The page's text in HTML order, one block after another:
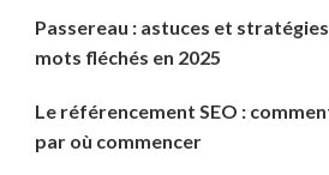
Passereau : astuces et
mots fléchés en 2025
Le référencement SEO :
par où commencer